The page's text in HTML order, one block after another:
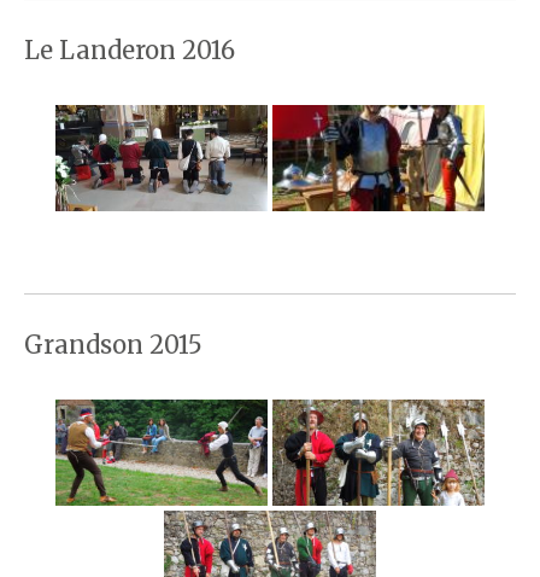
Le Landeron 2016
Grandson 2015